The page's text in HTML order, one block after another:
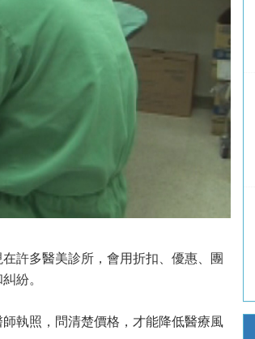
許多醫美診所，會用折扣、優惠、團
紛。
執照，問清楚價格，才能降低醫療風